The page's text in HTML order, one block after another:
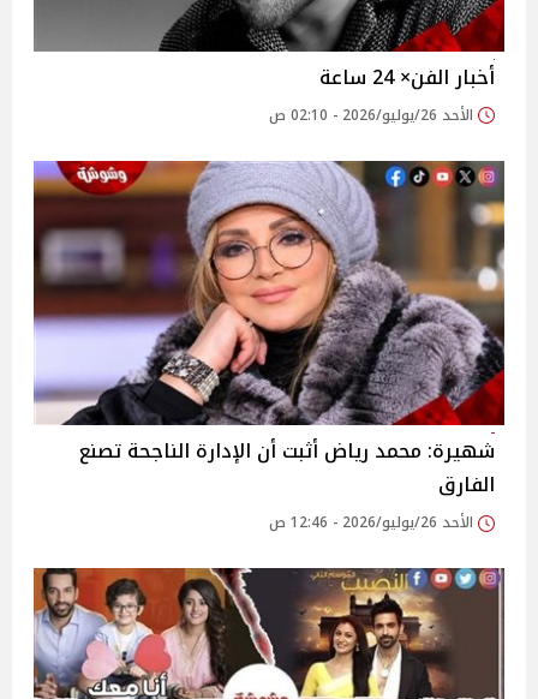
أخبار الفن× 24 ساعة
الأحد 26/يوليو/2026 - 02:10 ص
شهيرة: محمد رياض أثبت أن الإدارة الناجحة تصنع
الفارق
الأحد 26/يوليو/2026 - 12:46 ص